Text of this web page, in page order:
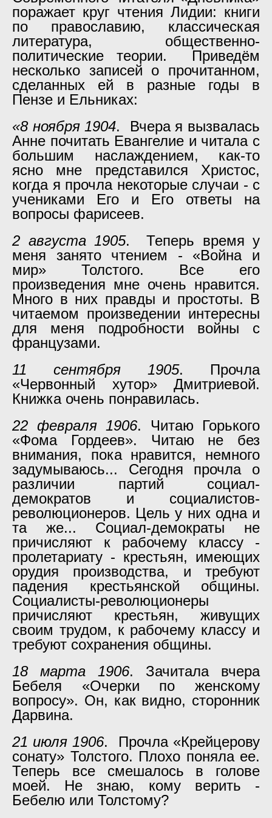
поражает круг чтения Лидии: книги
по православию, классическая
литература, общественно-
политические теории. Приведём
несколько записей о прочитанном,
сделанных ей в разные годы в
Пензе и Ельниках:
«8 ноября 1904. Вчера я вызвалась
Анне почитать Евангелие и читала с
большим наслаждением, как-то
ясно мне представился Христос,
когда я прочла некоторые случаи - с
учениками Его и Его ответы на
вопросы фарисеев.
2 августа 1905. Теперь время у
меня занято чтением - «Война и
мир» Толстого. Все его
произведения мне очень нравится.
Много в них правды и простоты. В
читаемом произведении интересны
для меня подробности войны с
французами.
11 сентября 1905. Прочла
«Червонный хутор» Дмитриевой.
Книжка очень понравилась.
22 февраля 1906. Читаю Горького
«Фома Гордеев». Читаю не без
внимания, пока нравится, немного
задумываюсь... Сегодня прочла о
различии партий социал-
демократов и социалистов-
революционеров. Цель у них одна и
та же... Социал-демократы не
причисляют к рабочему классу -
пролетариату - крестьян, имеющих
орудия производства, и требуют
падения крестьянской общины.
Социалисты-революционеры
причисляют крестьян, живущих
своим трудом, к рабочему классу и
требуют сохранения общины.
18 марта 1906. Зачитала вчера
Бебеля «Очерки по женскому
вопросу». Он, как видно, сторонник
Дарвина.
21 июля 1906. Прочла «Крейцерову
сонату» Толстого. Плохо поняла ее.
Теперь все смешалось в голове
моей. Не знаю, кому верить -
Бебелю или Толстому?